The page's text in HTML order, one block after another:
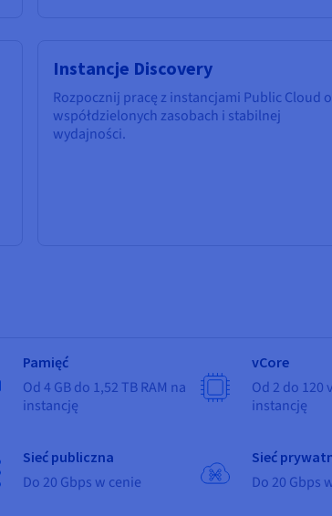
Instancje Discovery
Rozpocznij pracę z instancjami Public Cloud o
współdzielonych zasobach i stabilnej
wydajności.
Pamięć
Od 4 GB do 1,52 TB RAM na
instancję
Sieć publiczna
Do 20 Gbps w cenie
vCore
Od 2 do 120
instancję
Sieć
Do 20 Gbps